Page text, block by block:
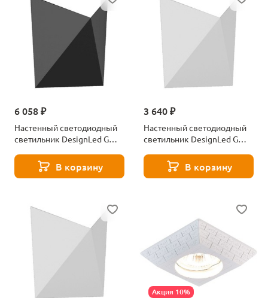
6 058 ₽
Настенный светодиодный
светильник DesignLed GW
003195
В корзину
3 640 ₽
Настенный светодиодный
светильник DesignLed GW
003198
В корзину
Акция 10%